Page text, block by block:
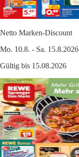
Netto Marken-Discount
Mo. 10.8. - Sa. 15.8.2026
Gültig bis 15.08.2026